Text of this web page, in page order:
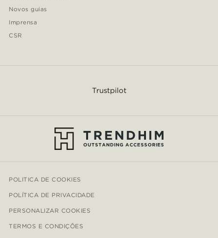
Novos guias
Imprensa
CSR
Trustpilot
POLITICA DE COOKIES
POLÍTICA DE PRIVACIDADE
PERSONALIZAR COOKIES
TERMOS E CONDIÇÕES